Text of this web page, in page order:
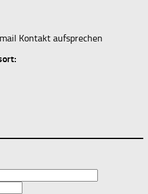
Kontakt aufsprechen